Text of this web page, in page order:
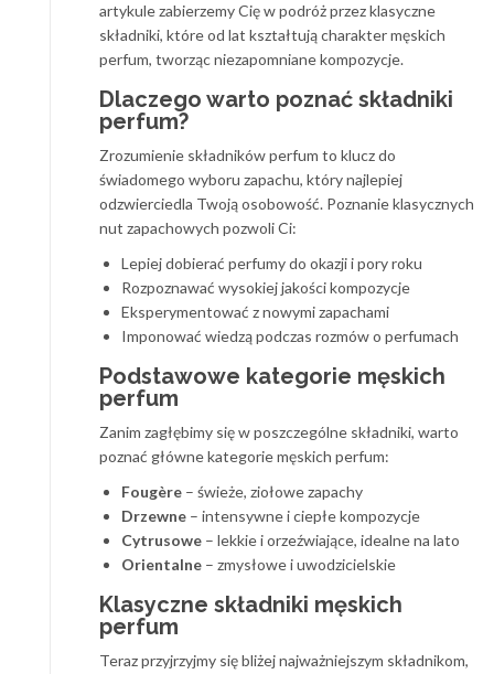
artykule zabierzemy Cię w podróż przez klasyczne
składniki, które od lat kształtują charakter męskich
perfum, tworząc niezapomniane kompozycje.
Dlaczego warto poznać składniki
perfum?
Zrozumienie składników perfum to klucz do
świadomego wyboru zapachu, który najlepiej
odzwierciedla Twoją osobowość. Poznanie klasycznych
nut zapachowych pozwoli Ci:
Lepiej dobierać perfumy do okazji i pory roku
Rozpoznawać wysokiej jakości kompozycje
Eksperymentować z nowymi zapachami
Imponować wiedzą podczas rozmów o perfumach
Podstawowe kategorie męskich
perfum
Zanim zagłębimy się w poszczególne składniki, warto
poznać główne kategorie męskich perfum:
Fougère – świeże, ziołowe zapachy
Drzewne – intensywne i ciepłe kompozycje
Cytrusowe – lekkie i orzeźwiające, idealne na lato
Orientalne – zmysłowe i uwodzicielskie
Klasyczne składniki męskich
perfum
Teraz przyjrzyjmy się bliżej najważniejszym składnikom,